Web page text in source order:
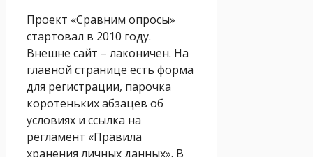
Проект «Сравним опросы»
стартовал в 2010 году.
Внешне сайт – лаконичен. На
главной странице есть форма
для регистрации, парочка
коротеньких абзацев об
условиях и ссылка на
регламент «Правила
хранения личных данных». В